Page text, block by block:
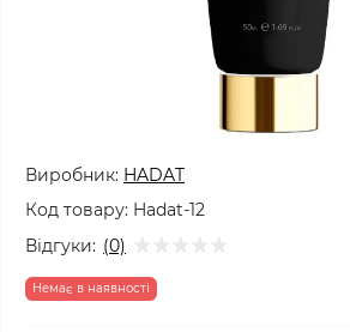
Виробник: HADAT
Код товару: Hadat-12
Відгуки: (0)
Немає в наявності